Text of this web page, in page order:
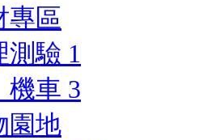
專區
測驗 1
機車 3
園地